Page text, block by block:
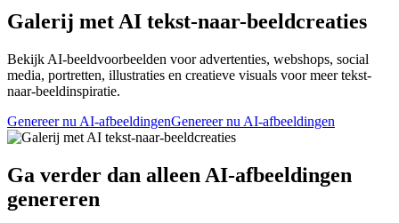
Galerij met AI tekst-naar-beeldcreaties
Bekijk AI-beeldvoorbeelden voor advertenties, webshops, social
media, portretten, illustraties en creatieve visuals voor meer tekst-
naar-beeldinspiratie.
Genereer nu AI-afbeeldingenGenereer nu AI-afbeeldingen
Ga verder dan alleen AI-afbeeldingen
genereren